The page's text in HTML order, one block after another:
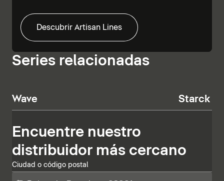
Descubrir Artisan Lines
Series relacionadas
Wave Starck T
Encuentre nuestro
distribuidor más cercano
Ciudad o código postal